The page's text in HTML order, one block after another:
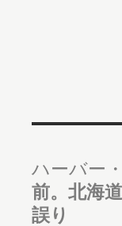
ハーバー
前。北海
誤り